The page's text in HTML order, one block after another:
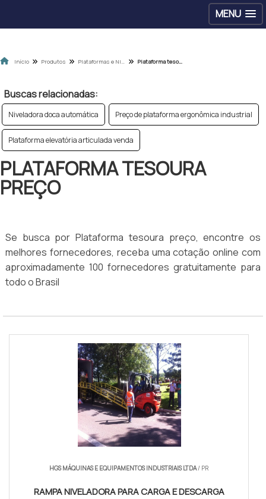
MENU
Início Produtos Plataformas e Niveladoras Plataforma tesoura preço
Buscas relacionadas:
Niveladora doca automática Preço de plataforma ergonômica industrial
Plataforma elevatória articulada venda
PLATAFORMA TESOURA
PREÇO
Se busca por Plataforma tesoura preço, encontre os
melhores fornecedores, receba uma cotação online com
aproximadamente 100 fornecedores gratuitamente para
todo o Brasil
HGS MÁQUINAS E EQUIPAMENTOS INDUSTRIAIS LTDA/ PR
RAMPA NIVELADORA PARA CARGA E DESCARGA